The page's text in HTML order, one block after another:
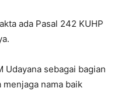
ada Pasal 242 KUHP
Udayana sebagai bagian
nama baik